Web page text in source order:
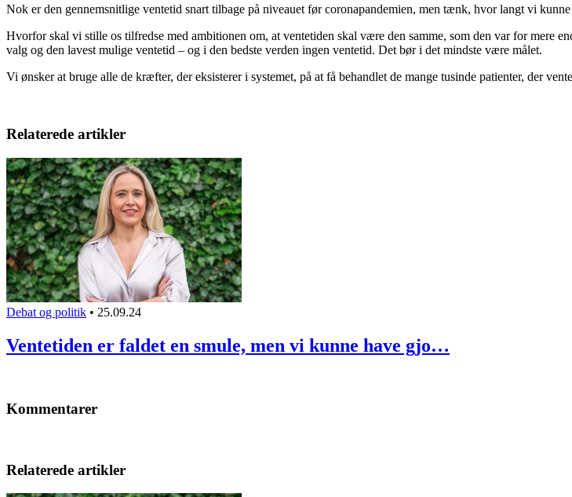
Nok er den gennemsnitlige ventetid snart tilbage på niveauet før coronapandemien, men tænk, hvor langt vi
Hvorfor skal vi stille os tilfredse med ambitionen om, at ventetiden skal være den samme, som den var for mere
valg og den lavest mulige ventetid – og i den bedste verden ingen ventetid. Det bør i det mindste være målet.
Vi ønsker at bruge alle de kræfter, der eksisterer i systemet, på at få behandlet de mange tusinde patienter, der
Relaterede artikler
Debat og politik • 25.09.24
Ventetiden er faldet en smule, men vi kunne have gjo…
Kommentarer
Relaterede artikler